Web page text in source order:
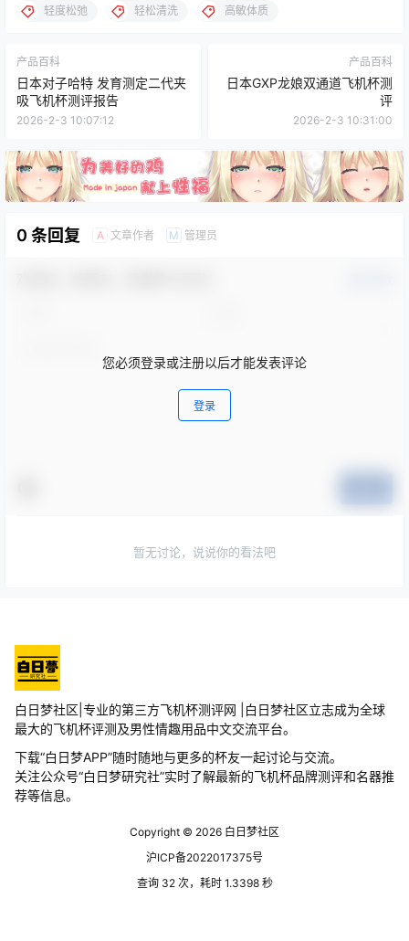
轻度松弛 轻松清洗 高敏体质
产品百科
日本对子哈特 发育测定二代夹
吸飞机杯测评报告
2026-2-3 10:07:12
产品百科
日本GXP龙娘双通道飞机杯测
评
2026-2-3 10:31:00
0 条回复 A 文章作者 M 管理员
您必须登录或注册以后才能发表评论
登录
暂无讨论，说说你的看法吧
白日梦社区|专业的第三方飞机杯测评网 |白日梦社区立志成为全球
最大的飞机杯评测及男性情趣用品中文交流平台。
下载“白日梦APP”随时随地与更多的杯友一起讨论与交流。
关注公众号“白日梦研究社”实时了解最新的飞机杯品牌测评和名器推
荐等信息。
Copyright © 2026 白日梦社区
沪ICP备2022017375号
查询 32 次，耗时 1.3398 秒